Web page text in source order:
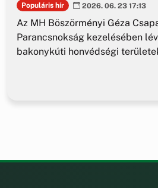
Populáris hír 2026. 06. 23 17:13
Az MH Böszörményi Géza
Parancsnokság kezelésében
bakonykúti honvédségi